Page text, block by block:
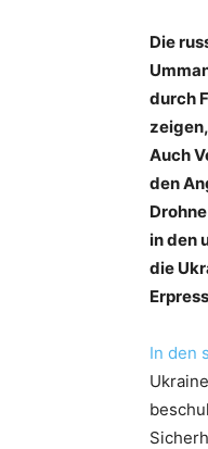
Die
durch
Auch
den
in den
die
In den